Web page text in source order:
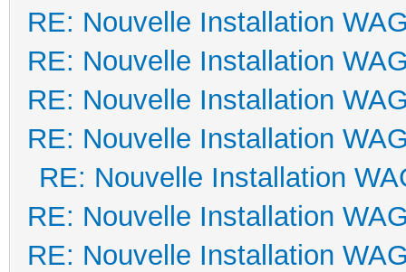
RE: Nouvelle Installation
RE: Nouvelle Installation
RE: Nouvelle Installation
RE: Nouvelle Installation
RE: Nouvelle Installation
RE: Nouvelle Installation
RE: Nouvelle Installation